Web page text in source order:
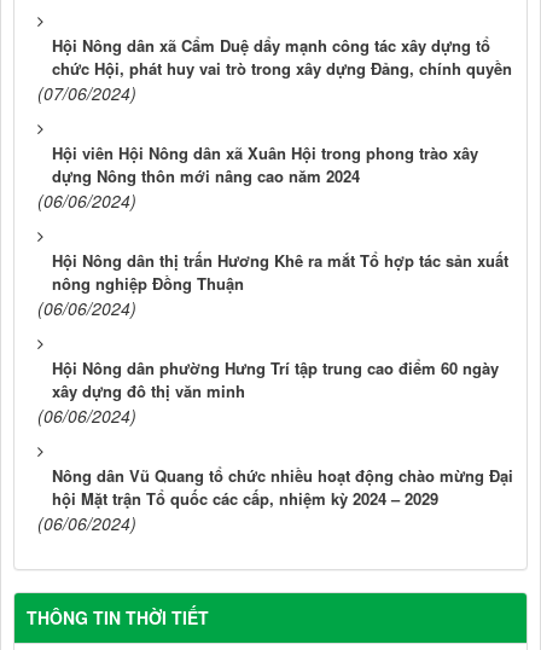
Hội Nông dân xã Cẩm Duệ dẩy mạnh công tác xây dựng tổ
chức Hội, phát huy vai trò trong xây dựng Đảng, chính quyền
(07/06/2024)
Hội viên Hội Nông dân xã Xuân Hội trong phong trào xây
dựng Nông thôn mới nâng cao năm 2024
(06/06/2024)
Hội Nông dân thị trấn Hương Khê ra mắt Tổ hợp tác sản xuất
nông nghiệp Đồng Thuận
(06/06/2024)
Hội Nông dân phường Hưng Trí tập trung cao điểm 60 ngày
xây dựng đô thị văn minh
(06/06/2024)
Nông dân Vũ Quang tổ chức nhiều hoạt động chào mừng Đại
hội Mặt trận Tổ quốc các cấp, nhiệm kỳ 2024 – 2029
(06/06/2024)
THÔNG TIN THỜI TIẾT